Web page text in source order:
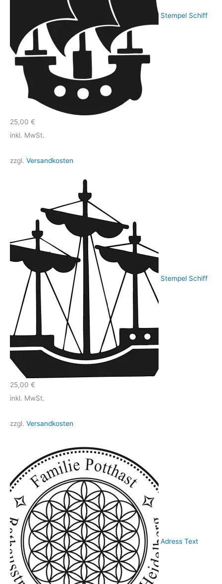
Stempel Schiff
25,00 €
inkl. MwSt.
zzgl. Versandkosten
Stempel Schiff
25,00 €
inkl. MwSt.
zzgl. Versandkosten
Adress Text